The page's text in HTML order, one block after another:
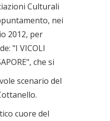
Culturali
nei
2012, per
"I VICOLI
che si
scenario del
cuore del